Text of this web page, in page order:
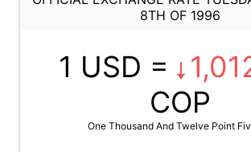
8TH OF 1996
1 USD =
COP
One Thousand And Twelve Point